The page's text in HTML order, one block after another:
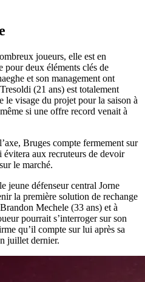
joueurs, elle est en
pour deux éléments clés de
et son management ont
(21 ans) est totalement
le visage du projet pour la saison à
si une offre record venait à
Bruges compte fermement sur
aux recruteurs de devoir
le marché.
jeune défenseur central Jorne
la première solution de rechange
Mechele (33 ans) et à
pourrait s’interroger sur son
qu’il compte sur lui après sa
juillet dernier.